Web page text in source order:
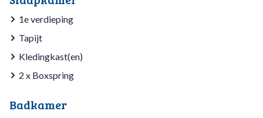
1e verdieping
Tapijt
Kledingkast(en)
2 x Boxspring
Badkamer